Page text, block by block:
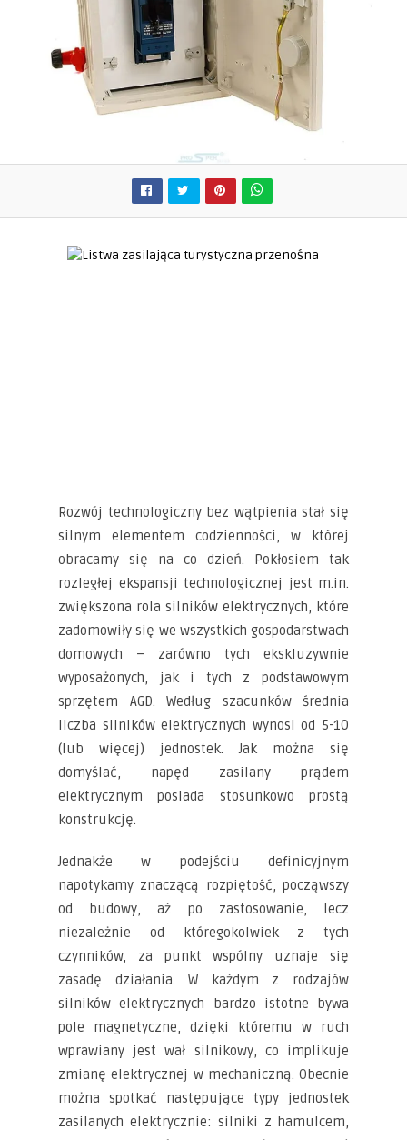
Rozwój technologiczny bez wątpienia stał się
silnym elementem codzienności, w której
obracamy się na co dzień. Pokłosiem tak
rozległej ekspansji technologicznej jest m.in.
zwiększona rola silników elektrycznych, które
zadomowiły się we wszystkich gospodarstwach
domowych – zarówno tych ekskluzywnie
wyposażonych, jak i tych z podstawowym
sprzętem AGD. Według szacunków średnia
liczba silników elektrycznych wynosi od 5-10
(lub więcej) jednostek. Jak można się
domyślać, napęd zasilany prądem
elektrycznym posiada stosunkowo prostą
konstrukcję.
Jednakże w podejściu definicyjnym
napotykamy znaczącą rozpiętość, począwszy
od budowy, aż po zastosowanie, lecz
niezależnie od któregokolwiek z tych
czynników, za punkt wspólny uznaje się
zasadę działania. W każdym z rodzajów
silników elektrycznych bardzo istotne bywa
pole magnetyczne, dzięki któremu w ruch
wprawiany jest wał silnikowy, co implikuje
zmianę elektrycznej w mechaniczną. Obecnie
można spotkać następujące typy jednostek
zasilanych elektrycznie: silniki z hamulcem,